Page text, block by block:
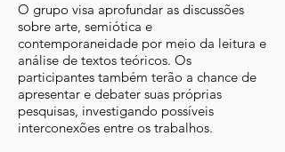
O grupo visa aprofundar as discussões
sobre arte, semiótica e
contemporaneidade por meio da leitura e
análise de textos teóricos. Os
participantes também terão a chance de
apresentar e debater suas próprias
pesquisas, investigando possíveis
interconexões entre os trabalhos.